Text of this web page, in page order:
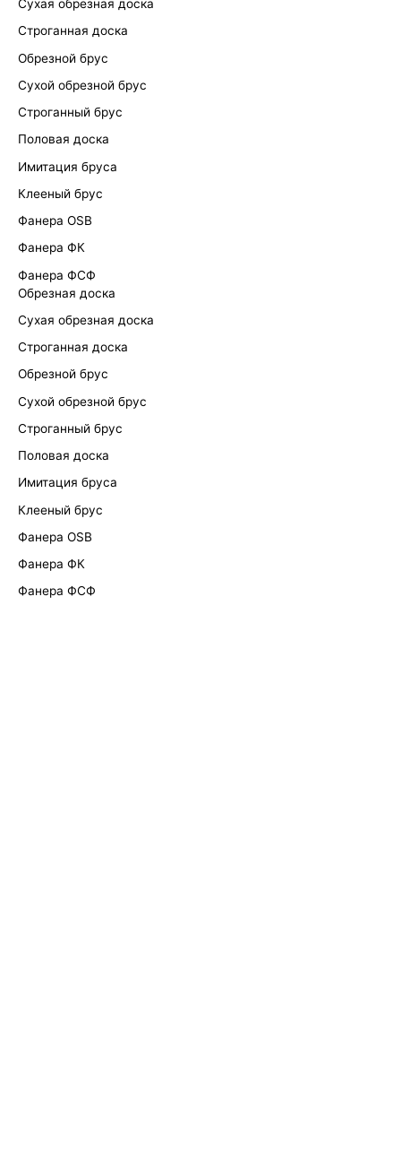
Сухая обрезная доска
Строганная доска
Обрезной брус
Сухой обрезной брус
Строганный брус
Половая доска
Имитация бруса
Клееный брус
Фанера OSB
Фанера ФК
Фанера ФСФ
Обрезная доска
Сухая обрезная доска
Строганная доска
Обрезной брус
Сухой обрезной брус
Строганный брус
Половая доска
Имитация бруса
Клееный брус
Фанера OSB
Фанера ФК
Фанера ФСФ